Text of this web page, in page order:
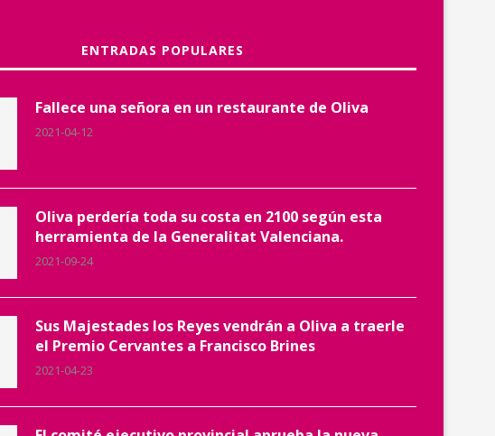
ENTRADAS POPULARES
Fallece una señora en un restaurante de Oliva
2021-04-12
Oliva perdería toda su costa en 2100 según esta
herramienta de la Generalitat Valenciana.
2021-09-24
Sus Majestades los Reyes vendrán a Oliva a traerle
el Premio Cervantes a Francisco Brines
2021-04-23